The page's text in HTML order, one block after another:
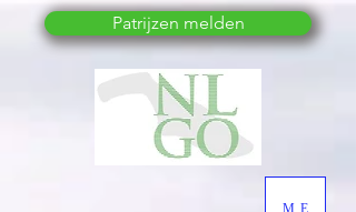
ME
Patrijzen melden